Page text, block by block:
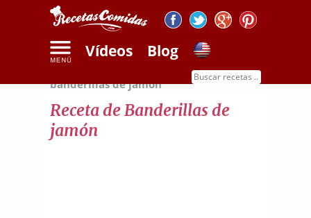
Vídeos Blog
Receta de
banderillas de jamón
Receta de Banderillas de
jamón